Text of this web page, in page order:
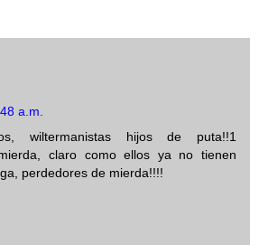
a.m.
wiltermanistas hijos de puta!!1
claro como ellos ya no tienen
perdedores de mierda!!!!